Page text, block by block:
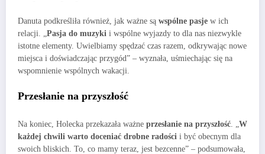
Danuta podkreśliła również, jak ważne są wspólne pasje w ich
relacji. „Pasja do muzyki i wspólne wyjazdy to dla nas niezwykle
istotne elementy. Uwielbiamy spędzać czas razem, odkrywając nowe
miejsca i doświadczając przygód” – wyznała, uśmiechając się na
wspomnienie wspólnych wakacji.
Przesłanie na przyszłość
Na koniec, Holecka przekazała ważne przesłanie na przyszłość
W
każdej chwili warto doceniać drobne radości i być obecnym dla
swoich bliskich. To, co mamy teraz, jest bezcenne” – podsumowała,